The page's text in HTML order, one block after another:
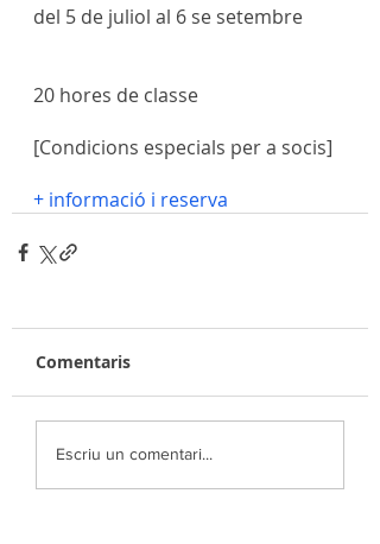
del 5 de juliol al 6 se setembre
20 hores de classe
[Condicions especials per a socis]
+ informació i reserva
Comentaris
Escriu un comentari...